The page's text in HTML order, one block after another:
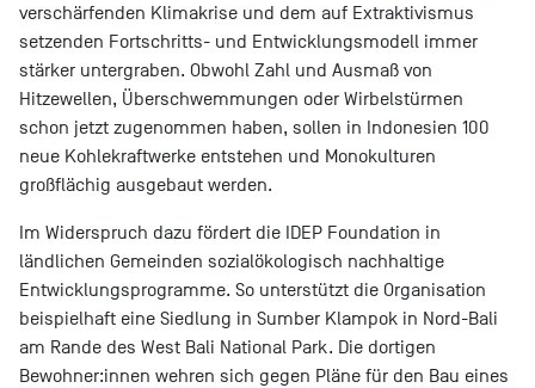
verschärfenden Klimakrise und dem auf Extraktivismus
setzenden Fortschritts- und Entwicklungsmodell immer
stärker untergraben. Obwohl Zahl und Ausmaß von
Hitzewellen, Überschwemmungen oder Wirbelstürmen
schon jetzt zugenommen haben, sollen in Indonesien 100
neue Kohlekraftwerke entstehen und Monokulturen
großflächig ausgebaut werden.
Im Widerspruch dazu fördert die IDEP Foundation in
ländlichen Gemeinden sozialökologisch nachhaltige
Entwicklungsprogramme. So unterstützt die Organisation
beispielhaft eine Siedlung in Sumber Klampok in Nord-Bali
am Rande des West Bali National Park. Die dortigen
Bewohner:innen wehren sich gegen Pläne für den Bau eines